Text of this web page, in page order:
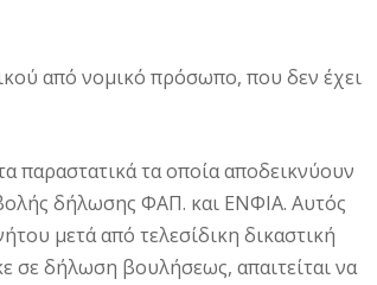
από νομικό πρόσωπο, που δεν έχει
παραστατικά τα οποία αποδεικνύουν
δήλωσης ΦΑΠ. και ΕΝΦΙΑ. Αυτός
μετά από τελεσίδικη δικαστική
σε δήλωση βουλήσεως, απαιτείται να